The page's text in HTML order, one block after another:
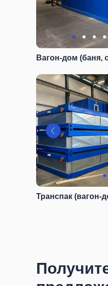
Вагон-дом (баня,
Транспак (вагон-